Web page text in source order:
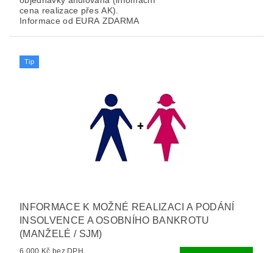
cena realizace přes AK).
Informace od EURA ZDARMA
Tip
INFORMACE K MOŽNÉ REALIZACI A PODÁNÍ
INSOLVENCE A OSOBNÍHO BANKROTU
(MANŽELÉ / SJM)
6 000 Kč bez DPH